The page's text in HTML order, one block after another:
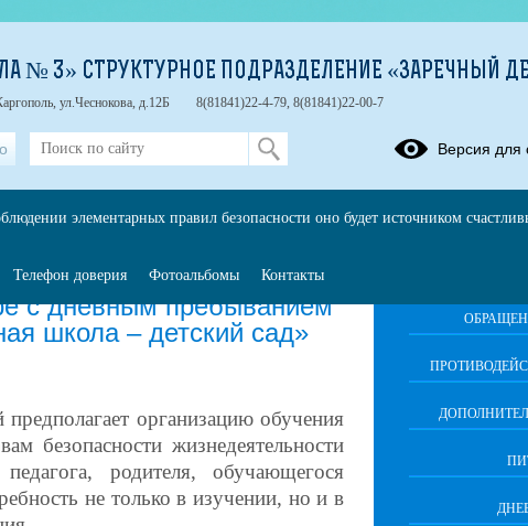
с дневным пребыванием
школа – детский сад»
организацию обучения
безопасности жизнедеятельности
родителя, обучающегося
не только в изучении, но и в
№ 3» СТРУКТУРНОЕ ПОДРАЗДЕЛЕНИЕ «ЗАРЕЧНЫЙ
ул.Чеснокова, д.12Б 8(81841)22-4-79, 8(81841)22-00-7
Версия для
элементарных правил безопасности оно будет источником
Телефон доверия Фотоальбомы Контакты